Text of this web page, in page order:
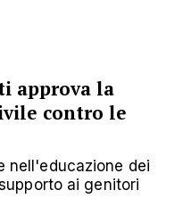
approva la
contro le
nell'educazione dei
ai genitori